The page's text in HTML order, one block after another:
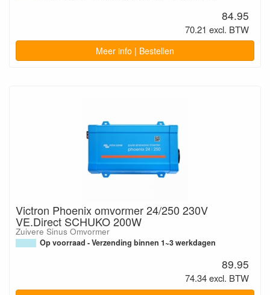
84.95
70.21 excl. BTW
Meer info | Bestellen
Victron Phoenix omvormer 24/250 230V
VE.Direct SCHUKO 200W
Zuivere Sinus Omvormer
Op voorraad - Verzending binnen 1~3 werkdagen
89.95
74.34 excl. BTW